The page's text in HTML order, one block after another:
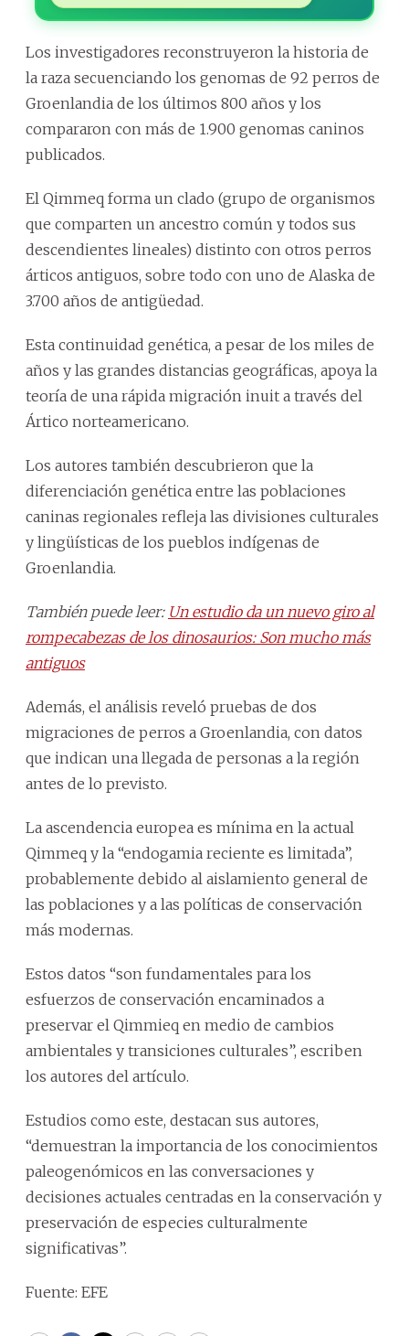
Los investigadores reconstruyeron la historia de
la raza secuenciando los genomas de 92 perros de
Groenlandia de los últimos 800 años y los
compararon con más de 1.900 genomas caninos
publicados.
El Qimmeq forma un clado (grupo de organismos
que comparten un ancestro común y todos sus
descendientes lineales) distinto con otros perros
árticos antiguos, sobre todo con uno de Alaska de
3.700 años de antigüedad.
Esta continuidad genética, a pesar de los miles de
años y las grandes distancias geográficas, apoya la
teoría de una rápida migración inuit a través del
Ártico norteamericano.
Los autores también descubrieron que la
diferenciación genética entre las poblaciones
caninas regionales refleja las divisiones culturales
y lingüísticas de los pueblos indígenas de
Groenlandia.
También puede leer: Un estudio da un nuevo giro al
rompecabezas de los dinosaurios: Son mucho más
antiguos
Además, el análisis reveló pruebas de dos
migraciones de perros a Groenlandia, con datos
que indican una llegada de personas a la región
antes de lo previsto.
La ascendencia europea es mínima en la actual
Qimmeq y la “endogamia reciente es limitada”,
probablemente debido al aislamiento general de
las poblaciones y a las políticas de conservación
más modernas.
Estos datos “son fundamentales para los
esfuerzos de conservación encaminados a
preservar el Qimmieq en medio de cambios
ambientales y transiciones culturales”, escriben
los autores del artículo.
Estudios como este, destacan sus autores,
“demuestran la importancia de los conocimientos
paleogenómicos en las conversaciones y
decisiones actuales centradas en la conservación y
preservación de especies culturalmente
significativas”.
Fuente: EFE